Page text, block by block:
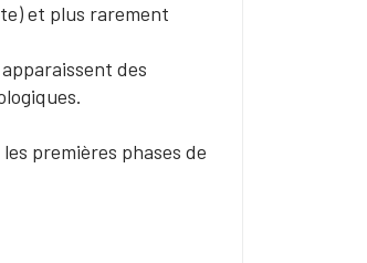
et plus rarement
des
premières phases de